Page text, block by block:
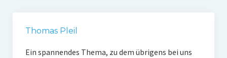
Thomas Pleil
Ein spannendes Thema, zu dem übrigens bei uns